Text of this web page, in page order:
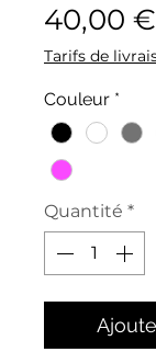
40,00 €
Tarifs de
Couleur *
Quantité *